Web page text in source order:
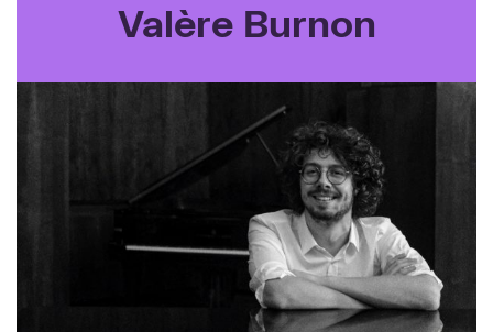
Valère Burnon